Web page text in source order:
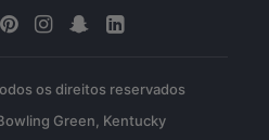
os direitos reservados